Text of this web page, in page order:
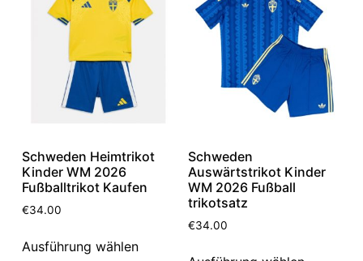
Schweden Heimtrikot
Kinder WM 2026
Fußballtrikot Kaufen
€34.00
Ausführung wählen
Schweden
Auswärtstrikot Kinder
WM 2026 Fußball
trikotsatz
€34.00